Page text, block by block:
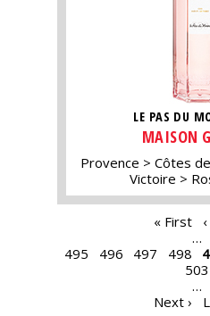
LE PAS DU
MAISON
Provence
Côtes
Victoire
« First
…
495
496 497 498
503
…
Next ›